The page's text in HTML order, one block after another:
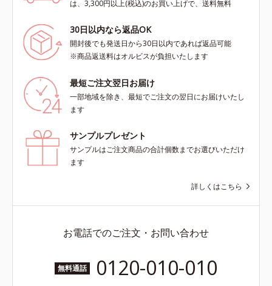
は、3,300円以上(税込)のお買い上げで、送料無料
30日以内なら返品OK
開封後でも発送日から30日以内であれば返品可能
※商品返送料はオルビスが負担いたします
最短ご注文翌日お届け
一部地域を除き、最短でご注文の翌日にお届けいたし
ます
サンプルプレゼント
サンプルはご注文商品の合計個数までお選びいただけ
ます
詳しくはこちら
お電話でのご注文・お問い合わせ
無料通話 0120-010-010